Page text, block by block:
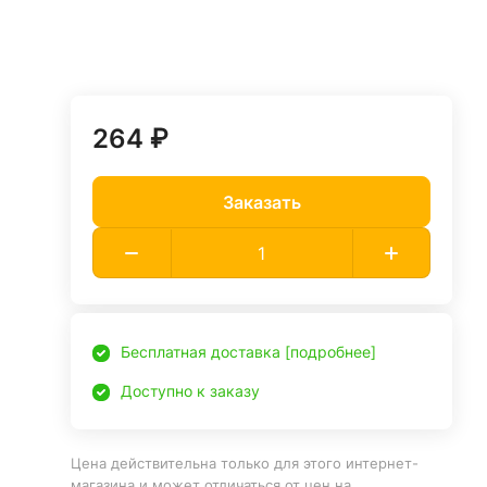
264 ₽
Заказать
Бесплатная доставка [подробнее]
Доступно к заказу
Цена действительна только для этого интернет-